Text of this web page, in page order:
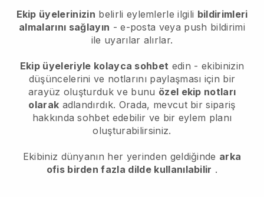
Ekip üyelerinizin belirli eylemlerle ilgili bildirimleri
almalarını sağlayın - e-posta veya push bildirimi
ile uyarılar alırlar.
Ekip üyeleriyle kolayca sohbet edin - ekibinizin
düşüncelerini ve notlarını paylaşması için bir
arayüz oluşturduk ve bunu özel ekip notları
olarak adlandırdık. Orada, mevcut bir sipariş
hakkında sohbet edebilir ve bir eylem planı
oluşturabilirsiniz.
Ekibiniz dünyanın her yerinden geldiğinde arka
ofis birden fazla dilde kullanılabilir .